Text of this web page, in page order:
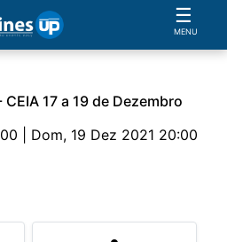
☰
MENU
CEIA 17 a 19 de Dezembro
| Dom, 19 Dez 2021 20:00